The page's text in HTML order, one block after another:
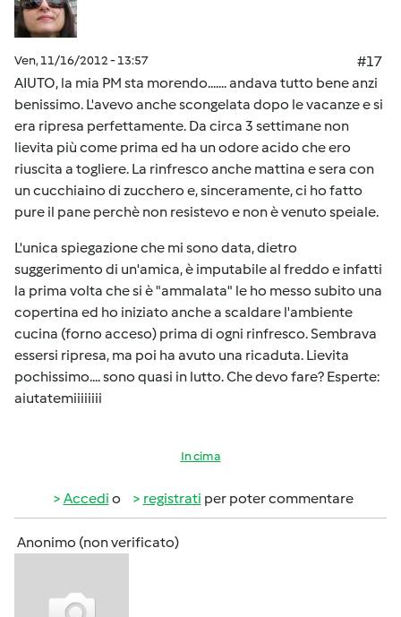
Ven, 11/16/2012 - 13:57
#17
AIUTO, la mia PM sta morendo....... andava tutto bene anzi
benissimo. L'avevo anche scongelata dopo le vacanze e si
era ripresa perfettamente. Da circa 3 settimane non
lievita più come prima ed ha un odore acido che ero
riuscita a togliere. La rinfresco anche mattina e sera con
un cucchiaino di zucchero e, sinceramente, ci ho fatto
pure il pane perchè non resistevo e non è venuto speiale.
L'unica spiegazione che mi sono data, dietro
suggerimento di un'amica, è imputabile al freddo e infatti
la prima volta che si è "ammalata" le ho messo subito una
copertina ed ho iniziato anche a scaldare l'ambiente
cucina (forno acceso) prima di ogni rinfresco. Sembrava
essersi ripresa, ma poi ha avuto una ricaduta. Lievita
pochissimo.... sono quasi in lutto. Che devo fare? Esperte:
aiutatemiiiiiiii
In cima
Accedi o registrati per poter commentare
Anonimo (non verificato)